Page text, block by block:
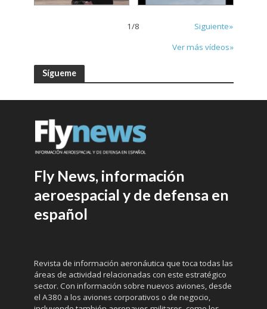
1/8
Siguiente»
Ver más vídeos»
Sígueme
Fly News, información
aeroespacial y de defensa en
español
Revista de información aeronáutica que toca todas las
áreas de actividad relacionadas con este estratégico
sector. Con información sobre nuevos aviones, desde
el A380 a los aviones corporativos o de negocio,